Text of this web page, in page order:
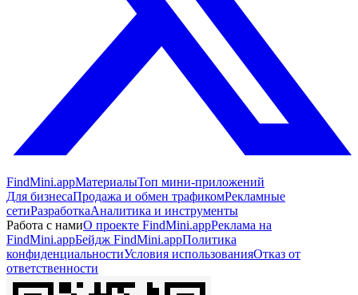
FindMini.appМатериалыТоп мини-приложений
Для бизнесаПродажа и обмен трафикомРекламные
сетиРазработкаАналитика и инструменты
Работа с намиО проекте FindMini.appРеклама на
FindMini.appБейдж FindMini.appПолитика
конфиденциальностиУсловия использованияОтказ от
ответственности